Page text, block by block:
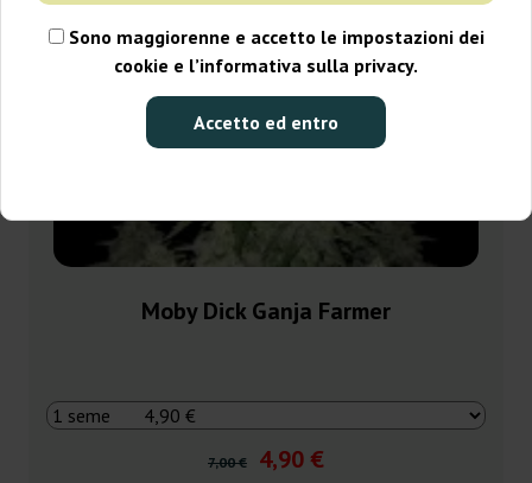
Sono maggiorenne e accetto le impostazioni dei
cookie e l’informativa sulla privacy.
Accetto ed entro
Moby Dick Ganja Farmer
7,00 € 4,90 €